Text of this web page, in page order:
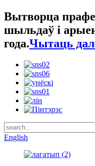
Вытворца
шыльдаў і
года.Чытаць
English